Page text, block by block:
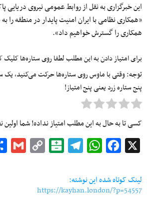
این خبرگزاری به نقل از روابط عمومی نیروی دریایی
«همکاری نظامی با ایران امنیت پایدار در منطقه را به
همکاری را گسترش خواهیم داد».
برای امتیاز دادن به این مطلب لطفا روی ستاره‌ها کلیک
توجه: وقتی با ماوس روی ستاره‌ها حرکت می‌کنید، یک
پنج ستاره زرد یعنی پنج امتیاز!
کسی تا به حال به این مطلب امتیاز نداده! شما اولین
Facebook
WhatsApp
Telegram
Balatarin
Copy
لینک کوتاه شده این نوشته:
https://kayhan.london/?p=54557